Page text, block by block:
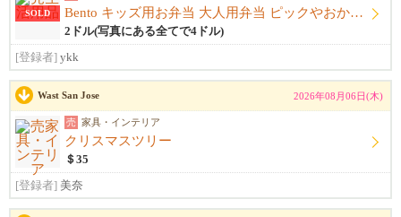
SOLD Bento キッズ用お弁当 大人用弁当 ピックやおかずカップ他
2ドル(写真にある全てで4ドル)
[登録者] ykk
Wast San Jose 2026年08月06日(木)
売 家具・インテリア
クリスマスツリー
＄35
[登録者] 美奈